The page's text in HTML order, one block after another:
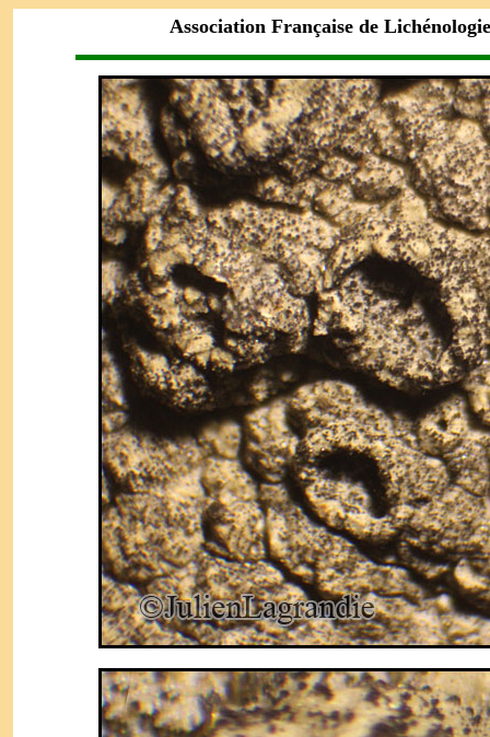
Association Française de Lichénologie